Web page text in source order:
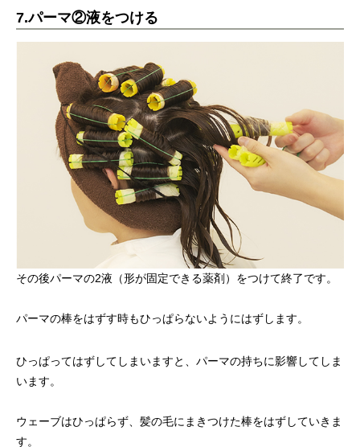
7.パーマ②液をつける
その後パーマの2液（形が固定できる薬剤）をつけて終了です。
パーマの棒をはずす時もひっぱらないようにはずします。
ひっぱってはずしてしまいますと、パーマの持ちに影響してしま
います。
ウェーブはひっぱらず、髪の毛にまきつけた棒をはずしていきま
す。